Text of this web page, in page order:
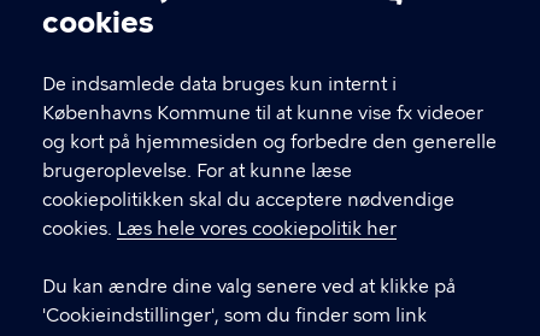
Cookieindstillinger
cookies
De indsamlede data bruges kun internt i
Københavns Kommune til at kunne vise fx videoer
og kort på hjemmesiden og forbedre den generelle
brugeroplevelse. For at kunne læse
cookiepolitikken skal du acceptere nødvendige
cookies. Læs hele vores cookiepolitik her
Du kan ændre dine valg senere ved at klikke på
'Cookieindstillinger', som du finder som link
Hvis du skal i kontakt med leverandøren af et tilbud,
KONTAKT
Børne- og ungdomsforvaltningen